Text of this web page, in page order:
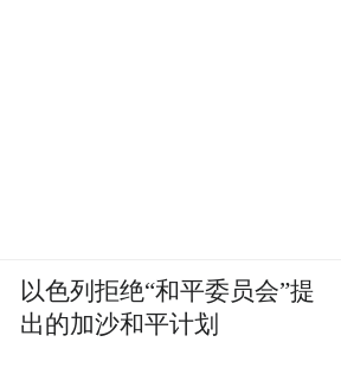
以色列拒绝“和平委员会”提
出的加沙和平计划